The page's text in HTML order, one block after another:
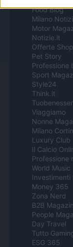
Food Blog
Milano
Motor
Notizie.it
Offerte
Pet Story
Professione
Sport
Style24
Think.it
Viaggiamo
Nonne
Milano
Luxury Club
Il Calcio
Professione
World Music
Investimenti
Money 365
Zona Nerd
B2B
People
Day Travel
Tutto
ESG 365